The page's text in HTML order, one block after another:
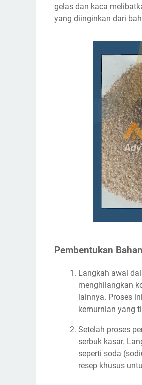
gelas dan kaca
yang diinginkan dari
Pembentukan
Langkah awal
menghilangkan
lainnya. Proses
kemurnian yang
Setelah proses
serbuk kasar.
seperti soda
resep khusus